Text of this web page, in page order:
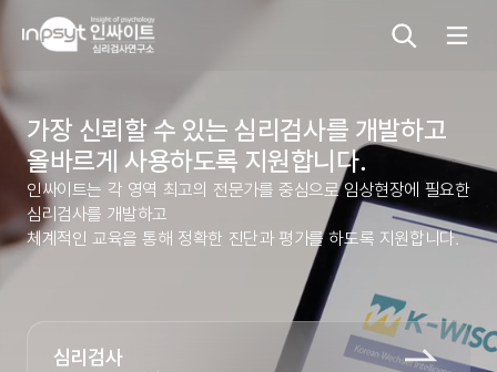
본문으로 바로가기
심리검사
상담도구
가장 신뢰할 수 있는 심리검사를 개발하고
올바르게 사용하도록 지원합니다.
인싸이트는 각 영역 최고의 전문가를 중심으로 임상현장에 필요한
심리검사를 개발하고
체계적인 교육을 통해 정확한 진단과 평가를 하도록 지원합니다.
심리검사